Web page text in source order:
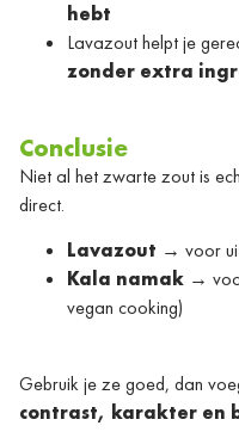
hebt
Lavazout helpt je
zonder extra
Conclusie
Niet al het zwarte zout is
direct.
Lavazout → voor
Kala namak →
vegan cooking)
Gebruik je ze goed, dan
contrast, karakter en